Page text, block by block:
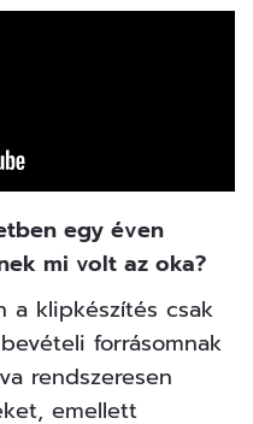
egy éven
mi volt az oka?
a klipkészítés csak
forrásomnak
rendszeresen
emellett